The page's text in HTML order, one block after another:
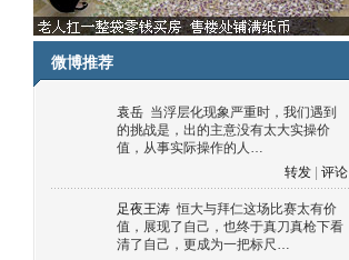
微博推荐
袁岳 当浮层化现象严重时，我们遇到
的挑战是，出的主意没有太大实操价
值，从事实际操作的人…
转发
评论
足夜王涛 恒大与拜仁这场比赛太有价
值，展现了自己，也终于真刀真枪下看
清了自己，更成为一把标尺…